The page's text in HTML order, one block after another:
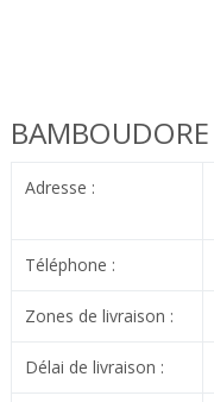
BAMBOUDORE
Adresse :
Téléphone :
Zones de livraison :
Délai de livraison :